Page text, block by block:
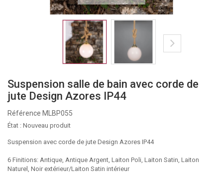
Suspension salle de bain avec corde de
jute Design Azores IP44
Référence MLBP055
État : Nouveau produit
Suspension avec corde de jute Design Azores IP44
6 Finitions: Antique, Antique Argent, Laiton Poli, Laiton Satin, Laiton
Naturel, Noir extérieur/Laiton Satin intérieur